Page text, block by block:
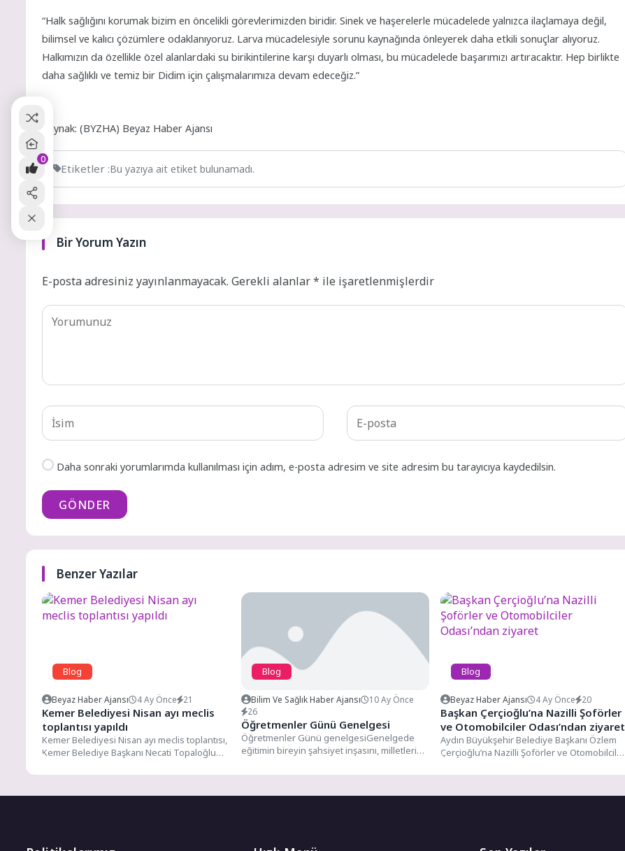
“Halk sağlığını korumak bizim en öncelikli görevlerimizden biridir. Sinek ve haşerelerle mücadelede yalnızca ilaçlamaya değil,
bilimsel ve kalıcı çözümlere odaklanıyoruz. Larva mücadelesiyle sorunu kaynağında önleyerek daha etkili sonuçlar alıyoruz.
Halkımızın da özellikle özel alanlardaki su birikintilerine karşı duyarlı olması, bu mücadelede başarımızı artıracaktır. Hep birlikte
daha sağlıklı ve temiz bir Didim için çalışmalarımıza devam edeceğiz.”
Kaynak: (BYZHA) Beyaz Haber Ajansı
Etiketler :Bu yazıya ait etiket bulunamadı.
Bir Yorum Yazın
E-posta adresiniz yayınlanmayacak. Gerekli alanlar* ile işaretlenmişlerdir
Daha sonraki yorumlarımda kullanılması için adım, e-posta adresim ve site adresim bu tarayıcıya kaydedilsin.
GÖNDER
Benzer Yazılar
Blog
Beyaz Haber Ajansı 4 Ay Önce 21
Kemer Belediyesi Nisan ayı meclis
toplantısı yapıldı
Kemer Belediyesi Nisan ayı meclis toplantısı,
Kemer Belediye Başkanı Necati Topaloğlu
Belediyesi Şehit...
Blog
Bilim Ve Sağlık Haber Ajansı
10 Ay Önce
26
Öğretmenler Günü Genelgesi
Öğretmenler Günü genelgesiGenelgede
eğitimin bireyin şahsiyet inşasını, milletlerin
köprüleri oluşturan...
Blog
Beyaz Haber Ajansı 4 Ay Önce 20
Başkan Çerçioğlu’na Nazilli Şoförler
ve Otomobilciler Odası’ndan ziyaret
Aydın Büyükşehir Belediye Başkanı Özlem
Çerçioğlu’na Nazilli Şoförler ve Otomobilciler
0